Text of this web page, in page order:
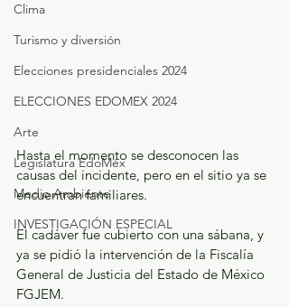
Clima
Turismo y diversión
Elecciones presidenciales 2024
ELECCIONES EDOMEX 2024
Arte
Legislatura EdoMéx
Medio Ambiente
INVESTIGACIÓN ESPECIAL
Hasta el momento se desconocen las
causas del incidente, pero en el sitio ya se
encuentran familiares.
El cadáver fue cubierto con una sábana, y
ya se pidió la intervención de la Fiscalía
General de Justicia del Estado de México
FGJEM.